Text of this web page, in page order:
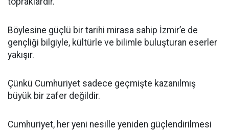
Böylesine güçlü bir tarihi mirasa sahip İzmir’e de
gençliği bilgiyle, kültürle ve bilimle buluşturan eserler
yakışır.
Çünkü Cumhuriyet sadece geçmişte kazanılmış
büyük bir zafer değildir.
Cumhuriyet, her yeni nesille yeniden güçlendirilmesi